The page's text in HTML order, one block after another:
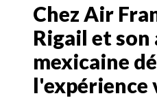
Chez Air
Rigail et son
mexicaine
l'expérience